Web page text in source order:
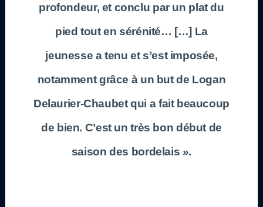
profondeur, et conclu par un plat du
pied tout en sérénité… […] La
jeunesse a tenu et s’est imposée,
notamment grâce à un but de Logan
Delaurier-Chaubet qui a fait beaucoup
de bien. C’est un très bon début de
saison des bordelais ».